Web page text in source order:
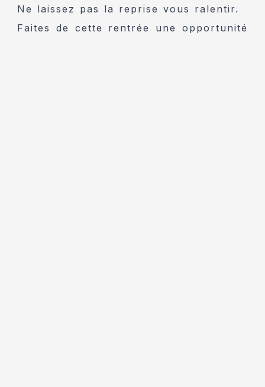
Ne laissez pas la reprise vous ralentir.
Faites de cette rentrée une opportunité